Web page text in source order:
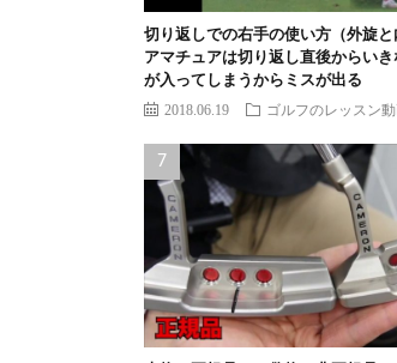
切り返しでの右手の使い方（外旋
アマチュアは切り返し直後からいき
が入ってしまうからミスが出る
2018.06.19 ゴルフのレッスン